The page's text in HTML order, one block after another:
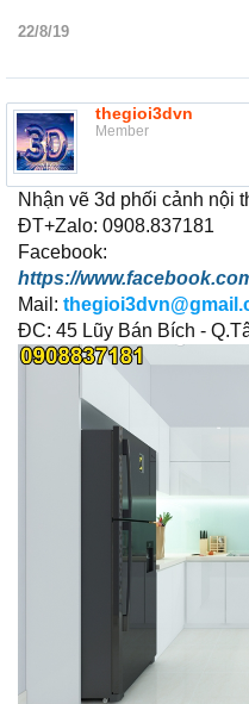
22/8/19
thegioi3dvn
Member
Nhận vẽ 3d phối cảnh nội
ĐT+Zalo: 0908.837181
Facebook:
https://
Mail:
ĐC: 45 Lũy Bán Bích -